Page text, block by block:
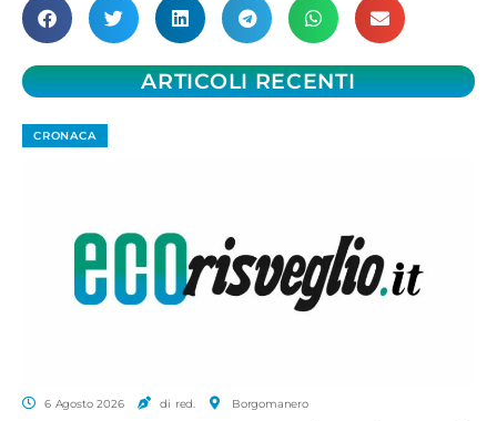
ARTICOLI RECENTI
CRONACA
6 Agosto 2026 di red. Borgomanero